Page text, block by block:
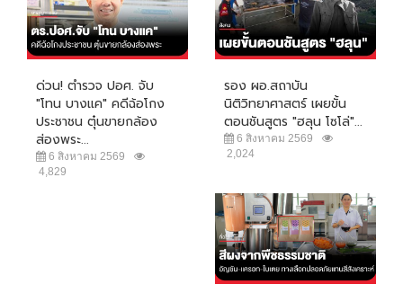
ด่วน! ตำรวจ ปอศ. จับ
"โทน บางแค" คดีฉ้อโกง
ประชาชน ตุ๋นขายกล้อง
ส่องพระ...
6 สิงหาคม 2569
4,829
รอง ผอ.สถาบัน
นิติวิทยาศาสตร์ เผยขั้น
ตอนชันสูตร "ฮลุน โซโล่"...
6 สิงหาคม 2569
2,024